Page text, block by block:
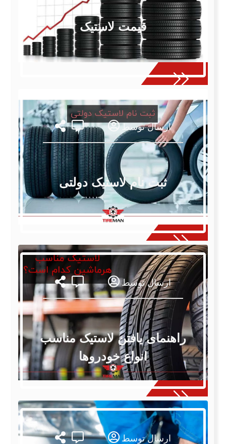
قیمت لاستیک
ارسال توسط
ثبت نام لاستیک دولتی
ارسال توسط
راهنمای یافتن لاستیک مناسب
انواع خودروها
ارسال توسط